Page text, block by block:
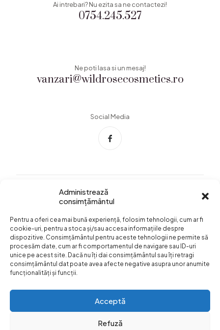
Administrează
consimțământul
Pentru a oferi cea mai bună experiență, folosim tehnologii, cum ar fi
cookie-uri, pentru a stoca și/sau accesa informațiile despre
dispozitive. Consimțământul pentru aceste tehnologii ne permite să
procesăm date, cum ar fi comportamentul de navigare sau ID-uri
unice pe acest site. Dacă nu îți dai consimțământul sau îți retragi
consimțământul dat poate avea afecte negative asupra unor anumite
funcționalități și funcții.
Acceptă
Refuză
0754.245.527
Ai intrebari? Nu ezita sa ne contactezi!
vanzari@wildrosecosmetics.ro
Ne poti lasa si un mesaj!
Social Media
Termeni si conditii
Confidentialitatea
datelor
Livrare si plata
Formular retur